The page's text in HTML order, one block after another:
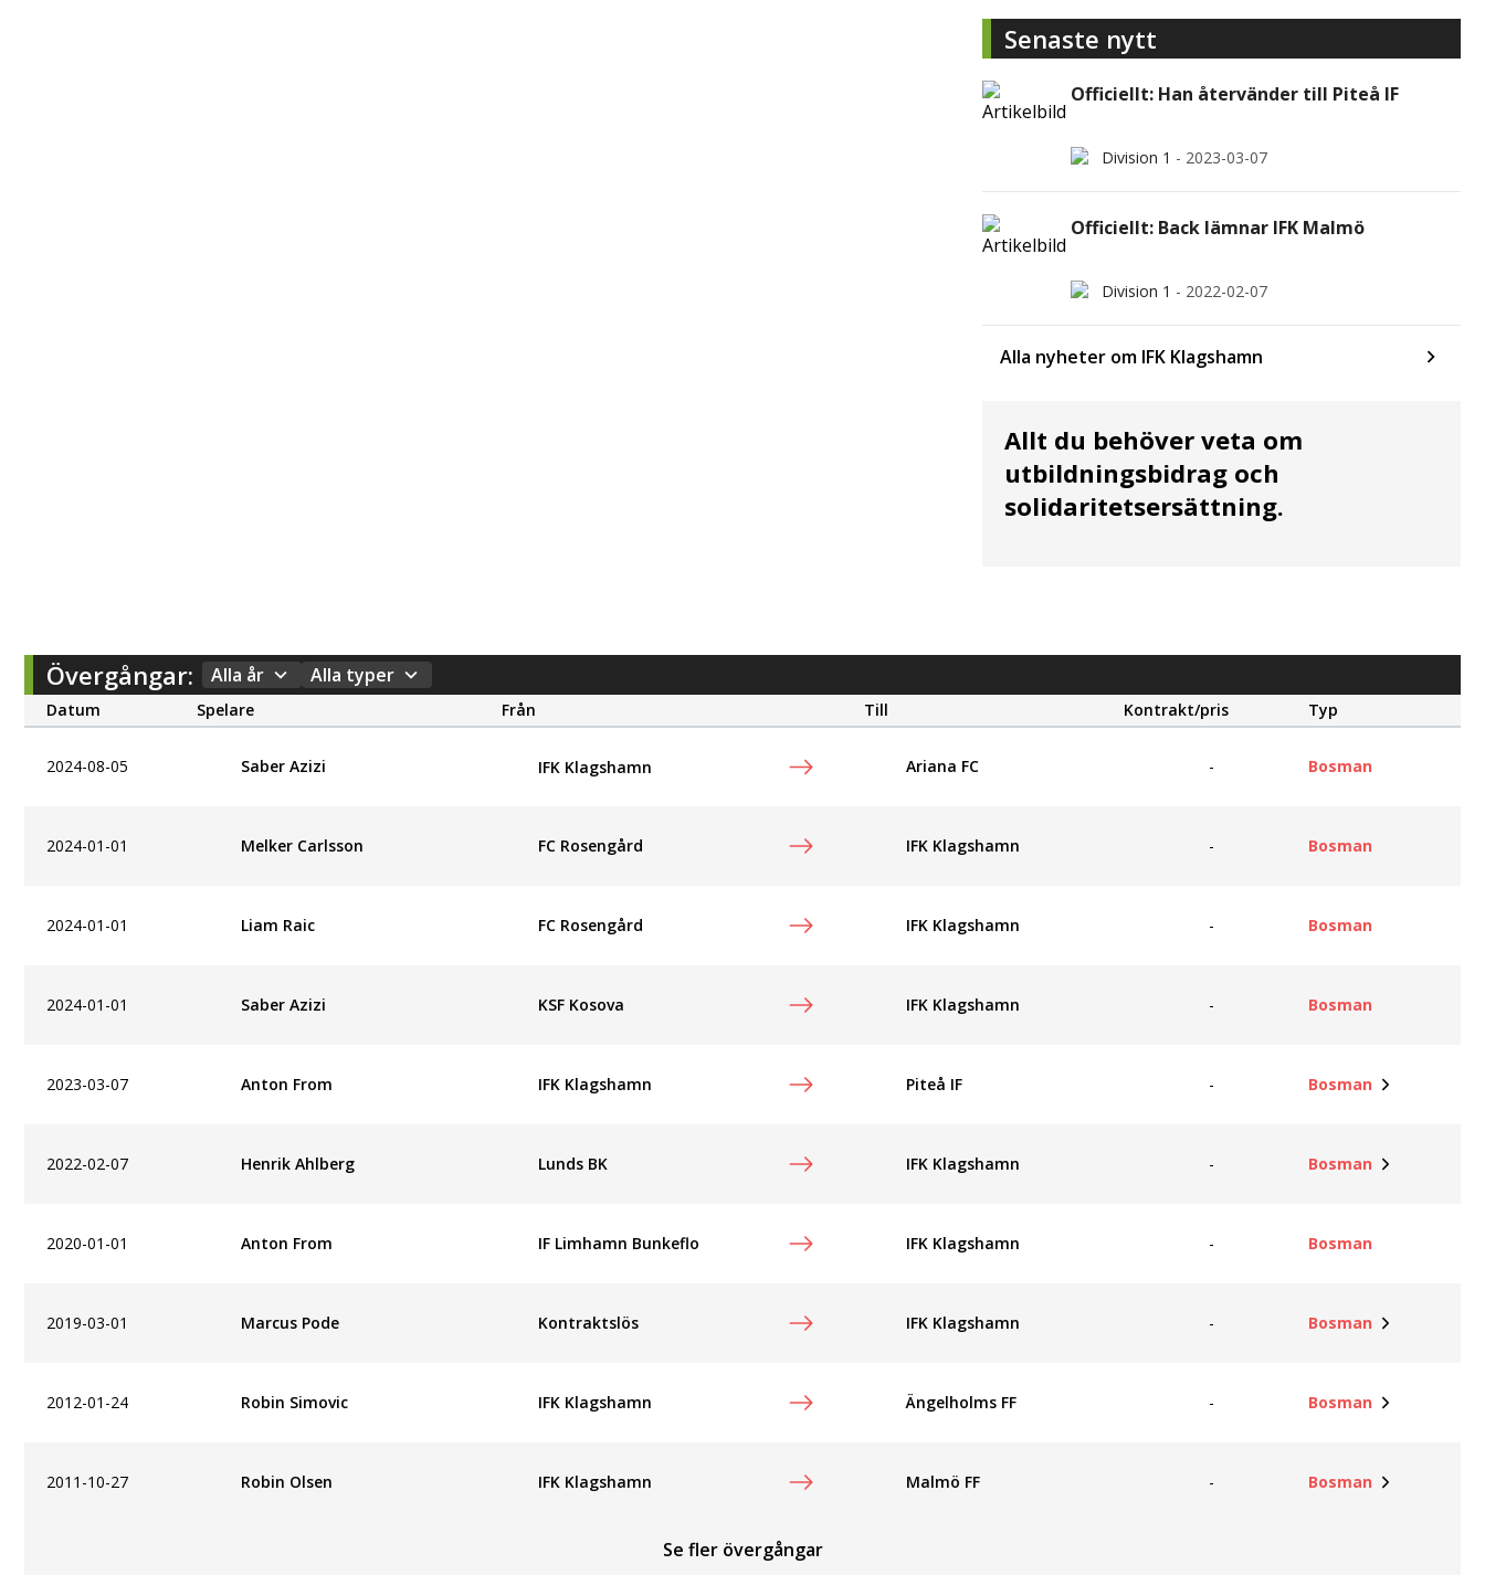
Senaste nytt
Officiellt: Han återvänder till Piteå IF
Division 1 - 2023-03-07
Officiellt: Back lämnar IFK Malmö
Division 1 - 2022-02-07
Alla nyheter om IFK Klagshamn
Allt du behöver veta om
utbildningsbidrag och
solidaritetsersättning.
Övergångar: Alla år Alla typer
Datum Spelare Från Till Kontrakt/pris Typ
2024-08-05 Saber Azizi IFK Klagshamn Ariana FC - Bosman
2024-01-01 Melker Carlsson FC Rosengård IFK Klagshamn - Bosman
2024-01-01 Liam Raic FC Rosengård IFK Klagshamn - Bosman
2024-01-01 Saber Azizi KSF Kosova IFK Klagshamn - Bosman
2023-03-07 Anton From IFK Klagshamn Piteå IF - Bosman
2022-02-07 Henrik Ahlberg Lunds BK IFK Klagshamn - Bosman
2020-01-01 Anton From IF Limhamn Bunkeflo IFK Klagshamn - Bosman
2019-03-01 Marcus Pode Kontraktslös IFK Klagshamn - Bosman
2012-01-24 Robin Simovic IFK Klagshamn Ängelholms FF - Bosman
2011-10-27 Robin Olsen IFK Klagshamn Malmö FF - Bosman
Se fler övergångar